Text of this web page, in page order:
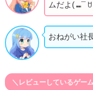
ムだよ( ⑉¯
おねがい社
＼レビューしているゲー